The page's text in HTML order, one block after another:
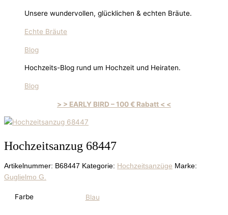
Unsere wundervollen, glücklichen & echten Bräute.
Echte Bräute
Blog
Hochzeits-Blog rund um Hochzeit und Heiraten.
Blog
> > EARLY BIRD – 100 € Rabatt < <
Hochzeitsanzug 68447
Artikelnummer: B68447 Kategorie: Hochzeitsanzüge Marke:
Guglielmo G.
Farbe Blau